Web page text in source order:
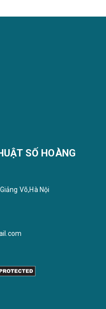
SỐ HOÀNG
Võ,Hà Nội